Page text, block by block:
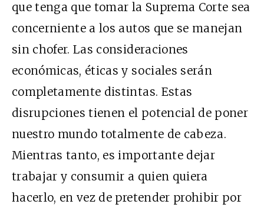
que tenga que tomar la Suprema Corte sea
concerniente a los autos que se manejan
sin chofer. Las consideraciones
económicas, éticas y sociales serán
completamente distintas. Estas
disrupciones tienen el potencial de poner
nuestro mundo totalmente de cabeza.
Mientras tanto, es importante dejar
trabajar y consumir a quien quiera
hacerlo, en vez de pretender prohibir por